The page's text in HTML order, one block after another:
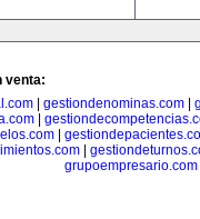
venta:
| gestiondenominas.com|
grupoempresario.com